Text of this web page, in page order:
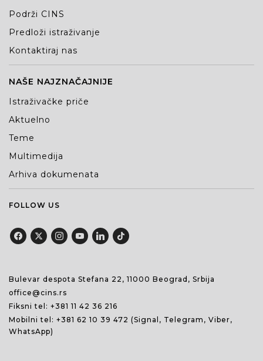
Podrži CINS
Predloži istraživanje
Kontaktiraj nas
NAŠE NAJZNAČAJNIJE
Istraživačke priče
Aktuelno
Teme
Multimedija
Arhiva dokumenata
FOLLOW US
Bulevar despota Stefana 22, 11000 Beograd, Srbija
office@cins.rs
Fiksni tel: +381 11 42 36 216
Mobilni tel: +381 62 10 39 472 (Signal, Telegram, Viber,
WhatsApp)